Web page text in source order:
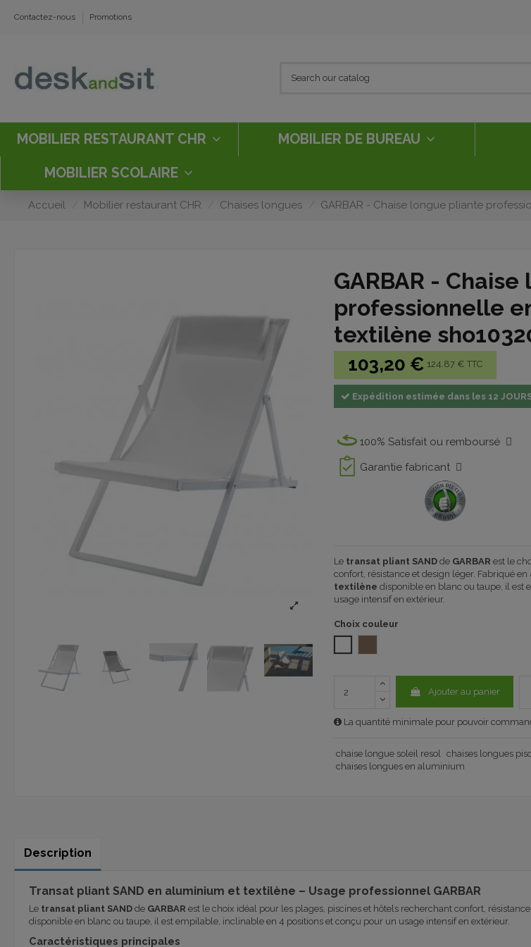
Contactez-nous Promotions
MOBILIER RESTAURANT CHR MOBILIER DE BUREAU
MOBILIER SCOLAIRE
Accueil Mobilier restaurant CHR Chaises longues GARBAR - Chaise longue pliante
GARBAR -
professionnelle
textilène
103,20 € 124.87 € TTC
Expédition estimée dans les 12
100% Satisfait ou remboursé
Garantie fabricant
Le transat pliant SAND de GARBAR est le
confort, résistance et design léger. Fabriqué en
textilène disponible en blanc ou taupe, il est
usage intensif en extérieur.
Choix couleur
Ajouter au panier
La quantité minimale pour pouvoir
chaise longue soleil resol chaises longues
chaises longues en aluminium
Description
Transat pliant SAND en aluminium et textilène – Usage professionnel GARBAR
Le transat pliant SANDde GARBAR est le choix idéal pour les plages, piscines et hôtels recherchant confort,
disponible en blanc ou taupe, il est empilable, inclinable en 4 positions et conçu pour un usage intensif en extérieur.
Caractéristiques principales